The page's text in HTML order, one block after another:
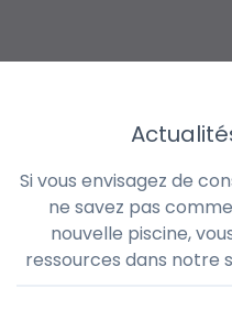
Si vous envisagez de
ne savez pas
nouvelle piscine,
ressources dans notre